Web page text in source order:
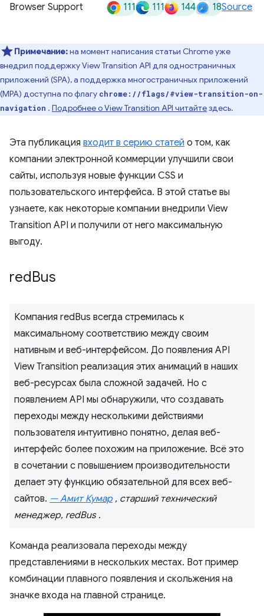
Browser Support 111 111 144 18Source
Примечание:на момент написания статьи Chrome уже
внедрил поддержку View Transition API для одностраничных
приложений (SPA), а поддержка многостраничных приложений
(MPA) доступна по флагу chrome://flags/#view-transition-on-
navigation . Подробнее о View Transition API читайтездесь.
Эта публикация входит в серию статей о том, как
компании электронной коммерции улучшили свои
сайты, используя новые функции CSS и
пользовательского интерфейса. В этой статье вы
узнаете, как некоторые компании внедрили View
Transition API и получили от него максимальную
выгоду.
redBus
Компания redBus всегда стремилась к
максимальному соответствию между своим
нативным и веб-интерфейсом. До появления API
View Transition реализация этих анимаций в наших
веб-ресурсах была сложной задачей. Но с
появлением API мы обнаружили, что создавать
переходы между несколькими действиями
пользователя интуитивно понятно, делая веб-
интерфейс более похожим на приложение. Всё это
в сочетании с повышением производительности
делает эту функцию обязательной для всех веб-
сайтов. — Амит Кумар, старший технический
менеджер, redBus.
Команда реализовала переходы между
представлениями в нескольких местах. Вот пример
комбинации плавного появления и скольжения на
значке входа на главной странице.